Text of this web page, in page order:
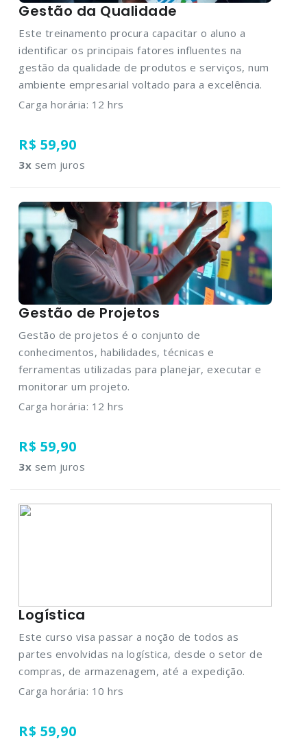
Gestão da Qualidade
Este treinamento procura capacitar o aluno a
identificar os principais fatores influentes na
gestão da qualidade de produtos e serviços, num
ambiente empresarial voltado para a excelência.
Carga horária: 12 hrs
R$ 59,90
3x sem juros
Gestão de Projetos
Gestão de projetos é o conjunto de
conhecimentos, habilidades, técnicas e
ferramentas utilizadas para planejar, executar e
monitorar um projeto.
Carga horária: 12 hrs
R$ 59,90
3x sem juros
Logística
Este curso visa passar a noção de todos as
partes envolvidas na logística, desde o setor de
compras, de armazenagem, até a expedição.
Carga horária: 10 hrs
R$ 59,90